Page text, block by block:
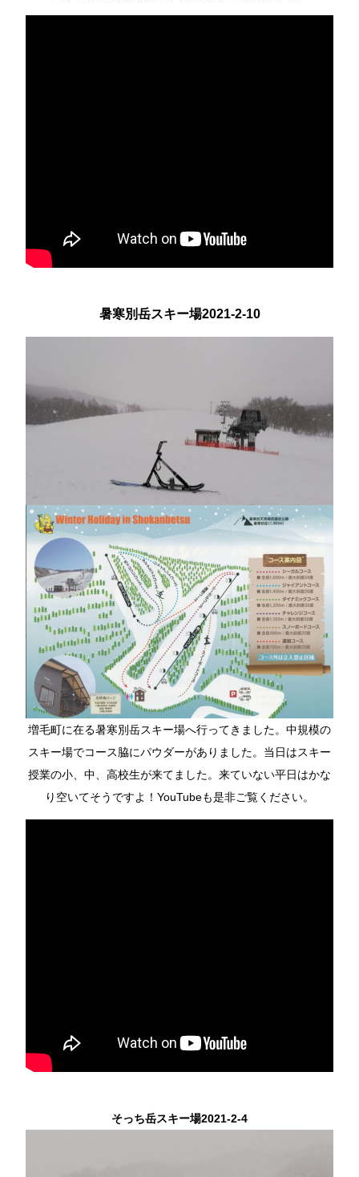
暑寒別岳スキー場2021-2-10
増毛町に在る暑寒別岳スキー場へ行ってきました。中規模の
スキー場でコース脇にパウダーがありました。当日はスキー
授業の小、中、高校生が来てました。来ていない平日はかな
り空いてそうですよ！YouTubeも是非ご覧ください。
そっち岳スキー場2021-2-4